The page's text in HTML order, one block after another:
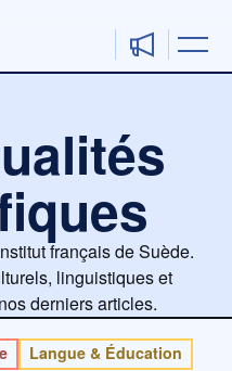
français de Suède.
linguistiques et
derniers articles.
Langue & Éducation